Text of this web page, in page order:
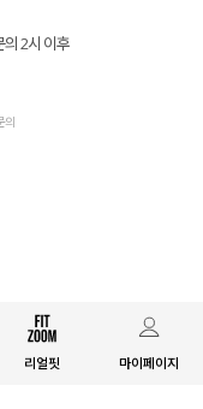
리얼핏 마이페이지
2시 이후
의